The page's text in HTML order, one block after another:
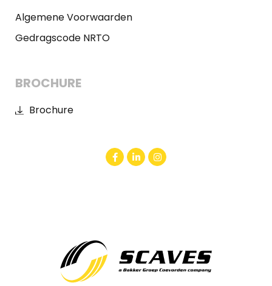
Algemene Voorwaarden
Gedragscode NRTO
BROCHURE
Brochure